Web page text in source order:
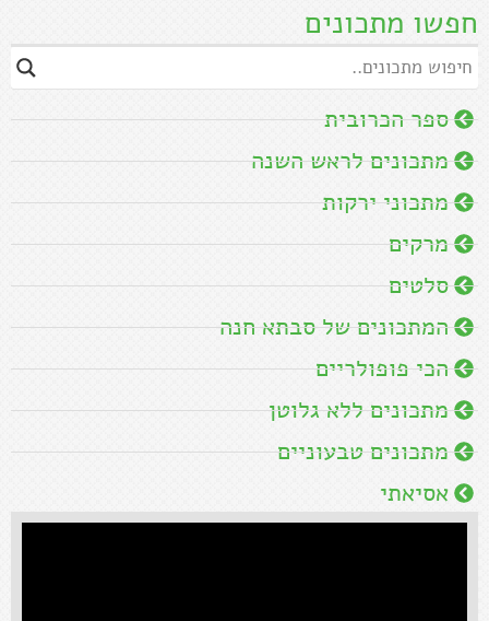
חפשו מתכונים
ספר הכרובית
מתכונים לראש השנה
מתכוני ירקות
מרקים
סלטים
המתכונים של סבתא חנה
הכי פופולריים
מתכונים ללא גלוטן
מתכונים טבעוניים
אסיאתי